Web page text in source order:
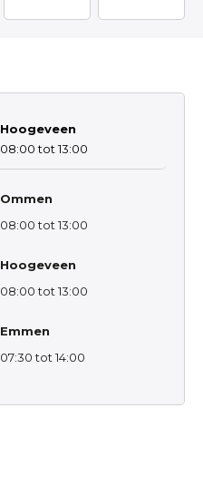
Hoogeveen
08:00 tot 13:00
Ommen
08:00 tot 13:00
Hoogeveen
08:00 tot 13:00
Emmen
07:30 tot 14:00